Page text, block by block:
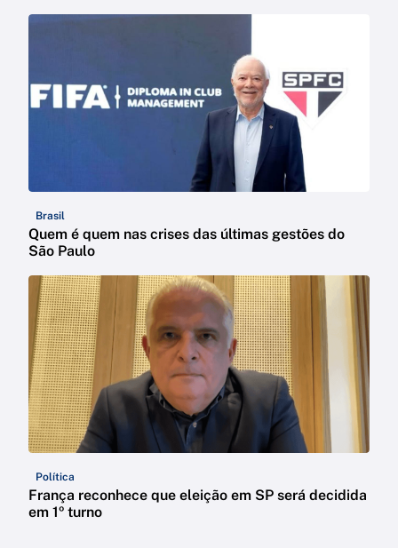
Brasil
Quem é quem nas crises das últimas gestões do
São Paulo
Política
França reconhece que eleição em SP será decidida
em 1º turno